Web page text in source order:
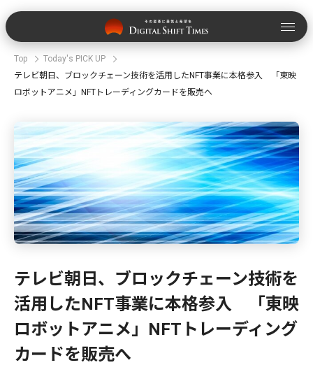
Top
Today's PICK UP
テレビ朝日、ブロックチェーン技術を活用したNFT事業に本格参入 「東映
ロボットアニメ」NFTトレーディングカードを販売へ
テレビ朝日、ブロックチェーン技術を
活用したNFT事業に本格参入 「東映
ロボットアニメ」NFTトレーディング
カードを販売へ